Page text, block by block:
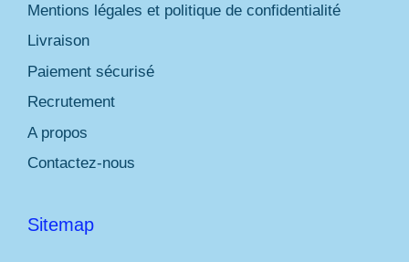
Mentions légales et politique de confidentialité
Livraison
Paiement sécurisé
Recrutement
A propos
Contactez-nous
Sitemap